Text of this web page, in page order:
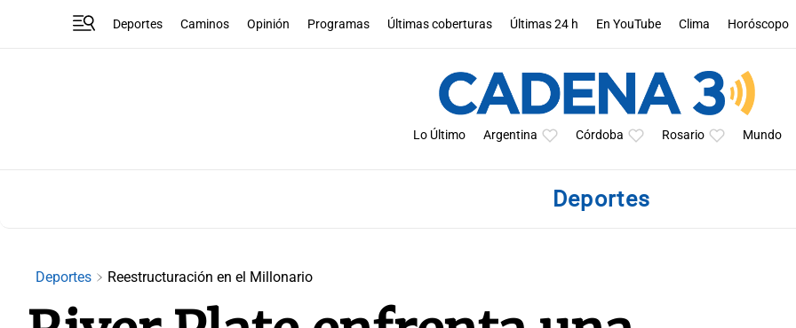
Deportes Caminos Opinión Programas Últimas coberturas Últimas 24 h En YouTube Clima Horóscopo
Lo Último Argentina Córdoba Rosario Mundo
Deportes
Deportes Reestructuración en el Millonario